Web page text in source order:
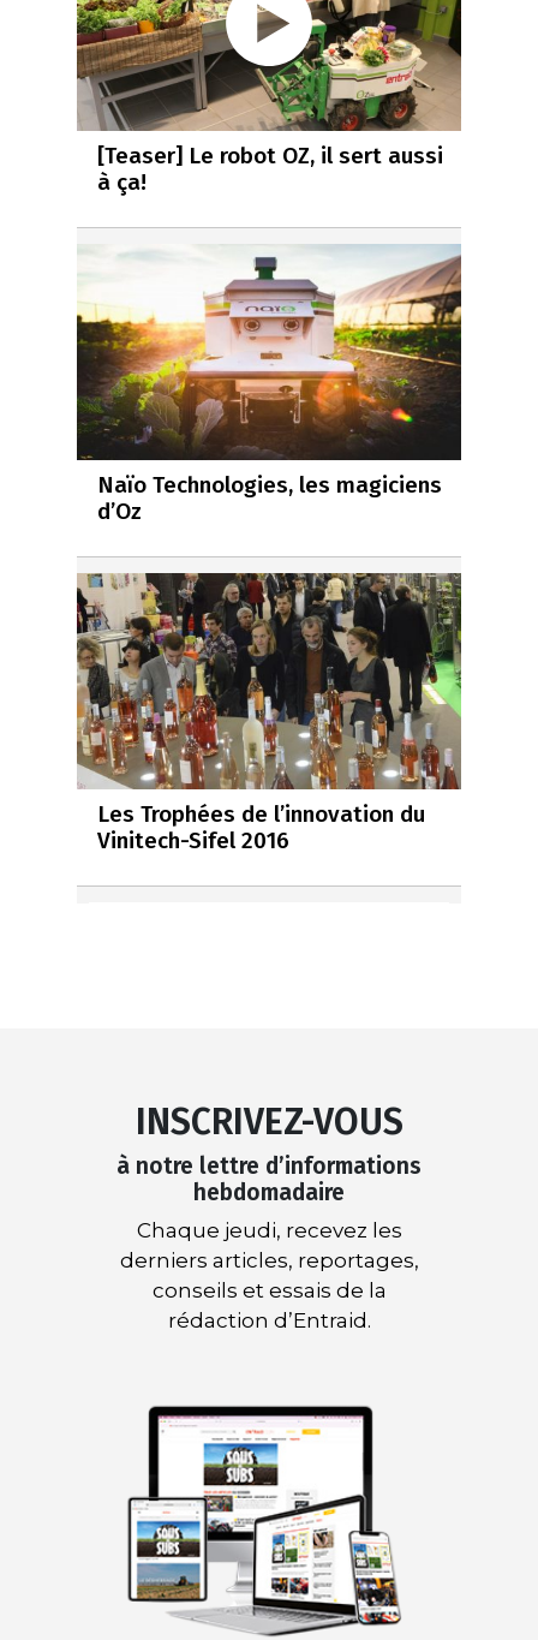
[Teaser] Le robot OZ, il sert aussi
à ça!
Naïo Technologies, les magiciens
d’Oz
Les Trophées de l’innovation du
Vinitech-Sifel 2016
INSCRIVEZ-VOUS
à notre lettre d’informations
hebdomadaire
Chaque jeudi, recevez les
derniers articles, reportages,
conseils et essais de la
rédaction d’Entraid.